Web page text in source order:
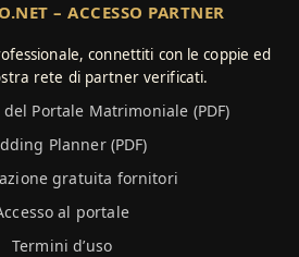
– ACCESSO PARTNER
connettiti con le coppie ed
rete di partner verificati.
Portale Matrimoniale (PDF)
Planner (PDF)
gratuita fornitori
al portale
Termini d’uso